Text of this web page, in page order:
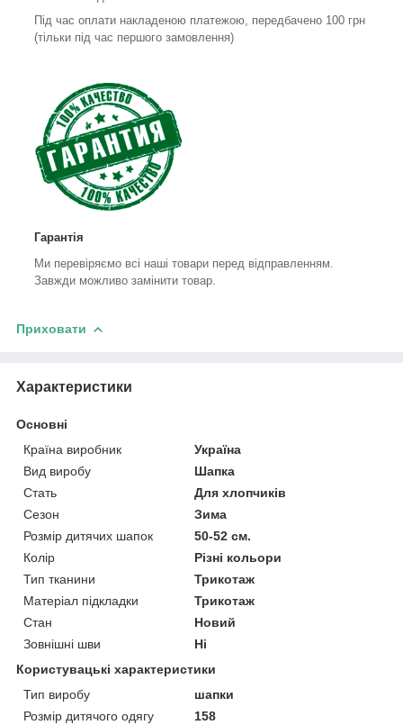
Під час оплати накладеною платежою, передбачено 100 грн
(тільки під час першого замовлення)
Гарантія
Ми перевіряємо всі наші товари перед відправленням.
Завжди можливо замінити товар.
Приховати
Характеристики
Основні
Країна виробник
Україна
Вид виробу
Шапка
Стать
Для хлопчиків
Сезон
Зима
Розмір дитячих шапок
50-52 см.
Колір
Різні кольори
Тип тканини
Трикотаж
Матеріал підкладки
Трикотаж
Стан
Новий
Зовнішні шви
Ні
Користувацькі характеристики
Тип виробу
шапки
Розмір дитячого одягу
158